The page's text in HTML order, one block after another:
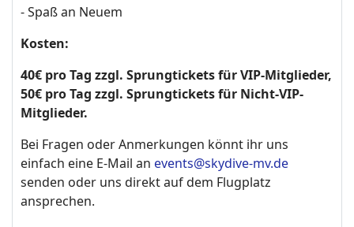
- Spaß an Neuem
Kosten:
40€ pro Tag zzgl. Sprungtickets für VIP-Mitglieder,
50€ pro Tag zzgl. Sprungtickets für Nicht-VIP-
Mitglieder.
Bei Fragen oder Anmerkungen könnt ihr uns
einfach eine E-Mail an events@skydive-mv.de
senden oder uns direkt auf dem Flugplatz
ansprechen.